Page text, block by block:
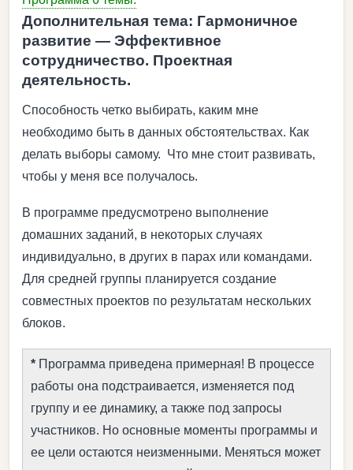
Дополнительная тема: Гармоничное
развитие — Эффективное
сотрудничество. Проектная
деятельность.
Способность четко выбирать, каким мне
необходимо быть в данных обстоятельствах. Как
делать выборы самому. Что мне стоит развивать,
чтобы у меня все получалось.
В программе предусмотрено выполнение
домашних заданий, в некоторых случаях
индивидуально, в других в парах или командами.
Для средней группы планируется создание
совместных проектов по результатам нескольких
блоков.
* Программа приведена примерная! В процессе
работы она подстраивается, изменяется под
группу и ее динамику, а также под запросы
участников. Но основные моменты программы и
ее цели остаются неизменными. Меняться может